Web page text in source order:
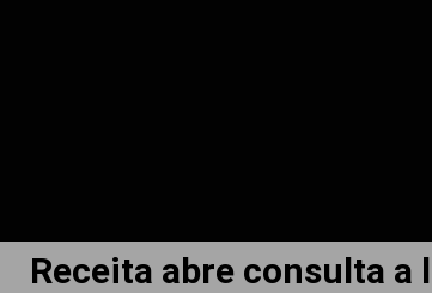
Receita abre consulta